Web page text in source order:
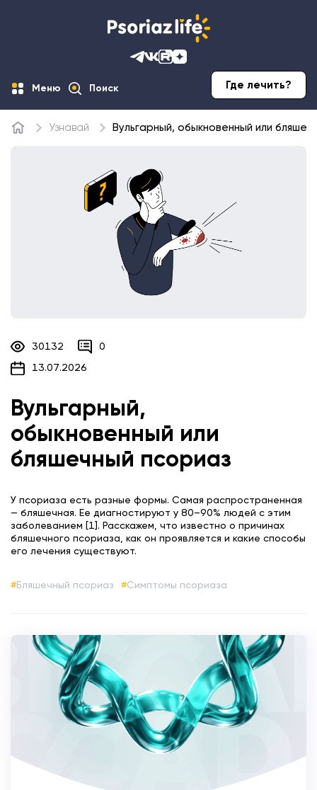
Меню Поиск Где лечить?
Главная Узнавай Вульгарный, обыкновенный или
30132 0
13.07.2026
Вульгарный,
обыкновенный или
бляшечный псориаз
У псориаза есть разные формы. Самая распространенная
— бляшечная. Ее диагностируют у 80–90% людей с этим
заболеванием [1]. Расскажем, что известно о причинах
бляшечного псориаза, как он проявляется и какие способы
его лечения существуют.
Бляшечный псориаз Симптомы псориаза